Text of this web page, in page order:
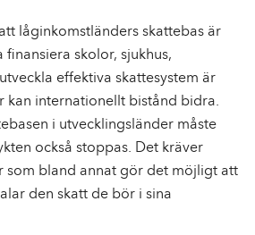
låginkomstländers skattebas är
skolor, sjukhus,
effektiva skattesystem är
kan internationellt bistånd bidra.
i utvecklingsländer måste
också stoppas. Det kräver
som bland annat gör det möjligt att
den skatt de bör i sina